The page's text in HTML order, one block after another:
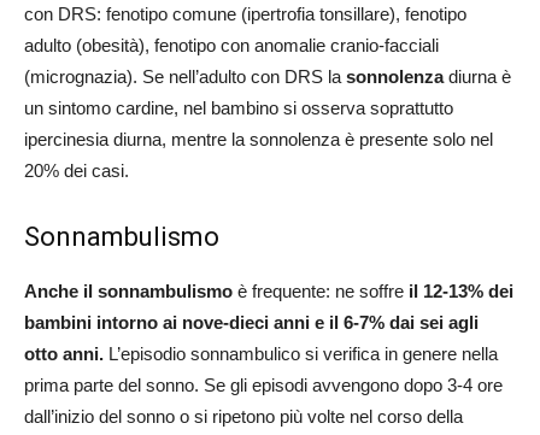
con DRS: fenotipo comune (ipertrofia tonsillare), fenotipo
adulto (obesità), fenotipo con anomalie cranio-facciali
(micrognazia). Se nell’adulto con DRS la sonnolenzadiurna è
un sintomo cardine, nel bambino si osserva soprattutto
ipercinesia diurna, mentre la sonnolenza è presente solo nel
20% dei casi.
Sonnambulismo
Anche il sonnambulismo è frequente: ne soffre il 12-13% dei
bambini intorno ai nove-dieci anni e il 6-7% dai sei agli
otto anni. L’episodio sonnambulico si verifica in genere nella
prima parte del sonno. Se gli episodi avvengono dopo 3-4 ore
dall’inizio del sonno o si ripetono più volte nel corso della